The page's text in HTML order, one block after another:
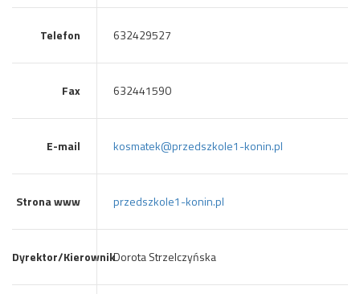
Telefon 632429527
Fax 632441590
E-mail kosmatek@przedszkole1-konin.pl
Strona www przedszkole1-konin.pl
Dyrektor/KierownikDorota Strzelczyńska